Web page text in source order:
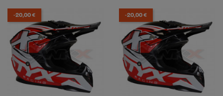
-20,00 € -20,00 €